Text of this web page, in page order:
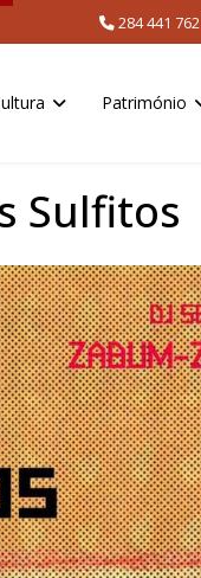
284 441 762
Património
Sulfitos